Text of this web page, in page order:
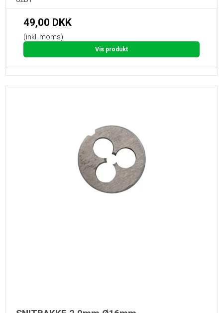
49,00 DKK
(inkl. moms)
Vis produkt